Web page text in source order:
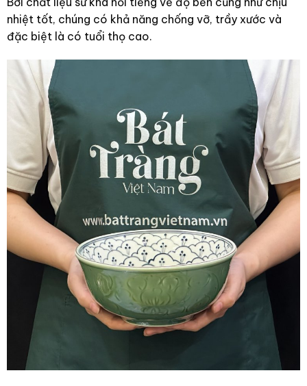
nhiệt tốt, chúng có khả năng chống vỡ, trầy xước và
đặc biệt là có tuổi thọ cao.